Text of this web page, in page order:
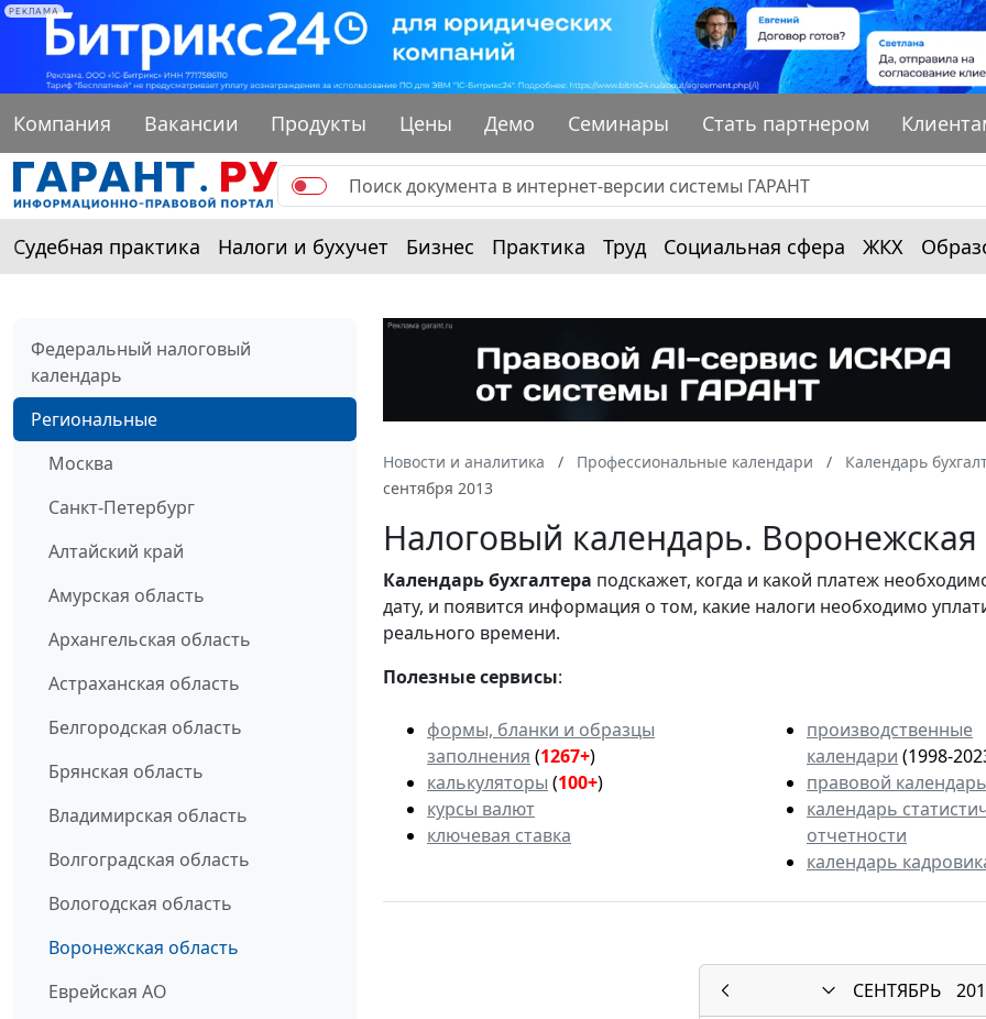
РЕКЛАМА
Компания Вакансии Продукты Цены Демо Семинары Стать партнером
Судебная практика Налоги и бухучет Бизнес Практика Труд Социальная сфера ЖКХ
Федеральный налоговый
календарь
Региональные
Москва
Санкт-Петербург
Алтайский край
Амурская область
Архангельская область
Астраханская область
Белгородская область
Брянская область
Владимирская область
Волгоградская область
Вологодская область
Воронежская область
Еврейская АО
Новости и аналитика Профессиональные календари
Календарь
сентября 2013
Налоговый календарь. Воронежская
Календарьбухгалтера подскажет, когда и какой платеж
дату, и появится информация о том, какие налоги необходимо
реального времени.
Полезные сервисы:
формы, бланки и образцы
заполнения (1267+)
калькуляторы (100+)
курсы валют
ключевая ставка
производственные
календари (1998-
правовой календарь
календарь
отчетности
календарь
СЕНТЯБРЬ